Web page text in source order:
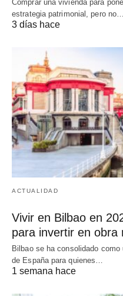
Comprar una vivienda para
estrategia patrimonial, pero no…
3 días hace
ACTUALIDAD
Vivir en Bilbao en
para invertir en obra
Bilbao se ha consolidado
de España para quienes…
1 semana hace